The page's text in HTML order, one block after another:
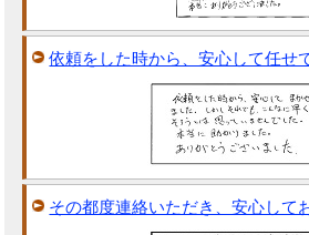
依頼をした時から、安心して任せ
その都度連絡いただき、安心して